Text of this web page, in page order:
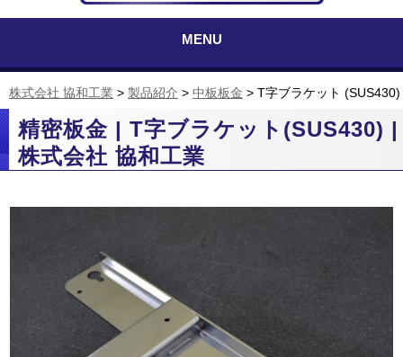
MENU
株式会社 協和工業 > 製品紹介 > 中板板金 > T字ブラケット (SUS430)
精密板金 | T字ブラケット(SUS430) |
株式会社 協和工業